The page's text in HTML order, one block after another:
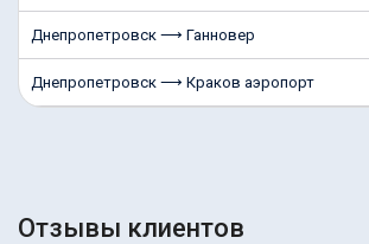
Днепропетровск ⟶ Ганновер
Днепропетровск ⟶ Краков аэропорт
Отзывы клиентов